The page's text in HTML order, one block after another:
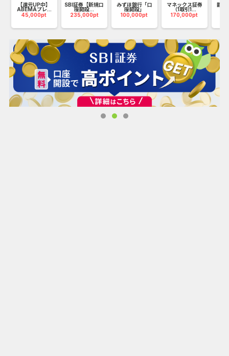
【還元UP中】
ABEMAプレ...
45,000pt
SBI証券【新規口
座開設...
235,000pt
みずほ銀行「口
座開設」
100,000pt
マネックス証券
（1取引1...
170,000pt
静岡